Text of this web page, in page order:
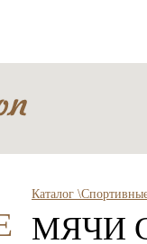
Каталог \
МЯЧИ